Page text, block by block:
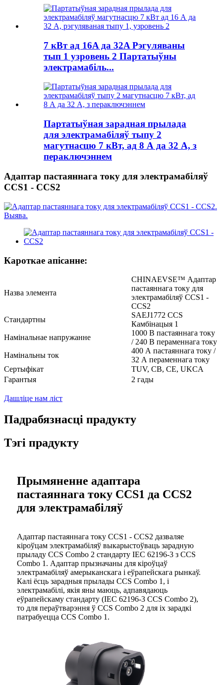
7 кВт ад 16A да 32A Рэгуляваны
тып 1 узровень 2 Партатыўны
электрамабіль...
Партатыўная зарадная прылада
для электрамабіляў тыпу 2
магутнасцю 7 кВт, ад 8 А да 32 А, з
пераключэннем
Адаптар пастаяннага току для электрамабіляў
CCS1 - CCS2
Кароткае апісанне:
Назва элемента
CHINAEVSE™️ Адаптар
пастаяннага току для
электрамабіляў CCS1 -
CCS2
Стандартны
SAEJ1772 CCS
Камбінацыя 1
Намінальнае напружанне
1000 В пастаяннага току
/ 240 В пераменнага току
Намінальны ток
400 А пастаяннага току /
32 А пераменнага току
Сертыфікат
TUV, CB, CE, UKCA
Гарантыя
2 гады
Дашліце нам ліст
Падрабязнасці прадукту
Тэгі прадукту
Прымяненне адаптара
пастаяннага току CCS1 да CCS2
для электрамабіляў
Адаптар пастаяннага току CCS1 - CCS2 дазваляе
кіроўцам электрамабіляў выкарыстоўваць зарадную
прыладу CCS Combo 2 стандарту IEC 62196-3 з CCS
Combo 1. Адаптар прызначаны для кіроўцаў
электрамабіляў амерыканскага і еўрапейскага рынкаў.
Калі ёсць зарадныя прылады CCS Combo 1, і
электрамабілі, якія яны маюць, адпавядаюць
еўрапейскаму стандарту (IEC 62196-3 CCS Combo 2),
то для пераўтварэння ў CCS Combo 2 для іх зарадкі
патрабуецца CCS Combo 1.